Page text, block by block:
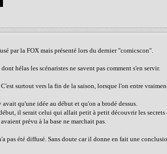
par la FOX mais présenté lors du dernier "comicscon".
hélas les scénaristes ne savent pas comment s'en servir.
surtout vers la fin de la saison, lorsque l'on entre
qu'une idée au début et qu'on a brodé dessus.
il serait celui qui allait petit à petit découvrir les
prévu à la base ne marchait pas.
été diffusé. Sans doute car il donne en fait une